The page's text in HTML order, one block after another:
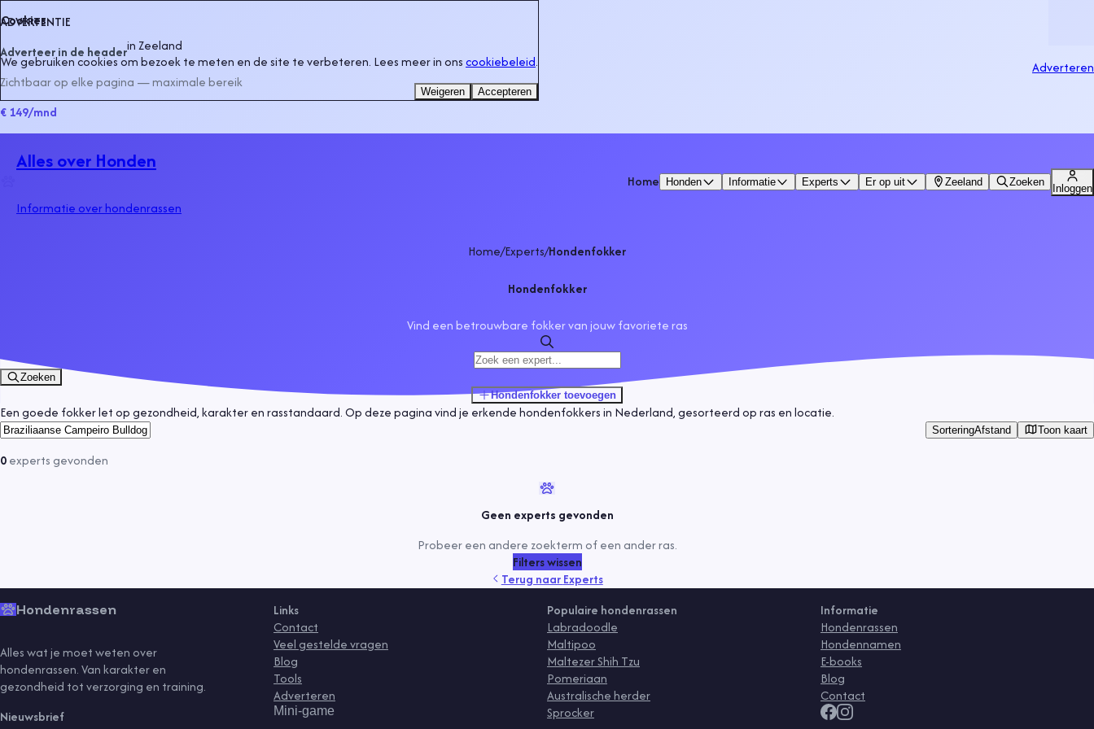
ADVERTENTIE
Adverteer in de headerinZeeland
Zichtbaar op elke pagina — maximale bereik
€ 149/mnd
Adverteren
Alles over Honden
Informatie over hondenrassen
Home Honden Informatie Experts Er op uit Zeeland Zoeken
Inloggen
Home/Experts/Hondenfokker
Hondenfokker
Vind een betrouwbare fokker van jouw favoriete ras
Zoeken
Hondenfokker toevoegen
Een goede fokker let op gezondheid, karakter en rasstandaard. Op deze pagina vind je erkende hondenfokkers in Nederland, gesorteerd op ras en locatie.
SorteringAfstand Toon kaart
0experts gevonden
Geen experts gevonden
Probeer een andere zoekterm of een ander ras.
Filters wissen
Terug naarExperts
Hondenrassen
Alles wat je moet weten over
hondenrassen. Van karakter en
gezondheid tot verzorging en training.
Nieuwsbrief
Links
Contact
Veel gestelde vragen
Blog
Tools
Adverteren
Mini-game
Populaire hondenrassen
Labradoodle
Maltipoo
Maltezer Shih Tzu
Pomeriaan
Australische herder
Sprocker
Informatie
Hondenrassen
Hondennamen
E-books
Blog
Contact
Cookies
We gebruiken cookies om bezoek te meten en de site te verbeteren. Lees meer in onscookiebeleid.
Weigeren Accepteren